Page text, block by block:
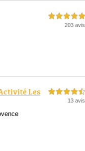
5,0 étoiles sur 5
203 avis
Les
4,5 étoiles sur 5
13 avis